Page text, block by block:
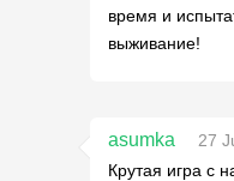
время и
выживание!
asumka
27
Крутая игра с